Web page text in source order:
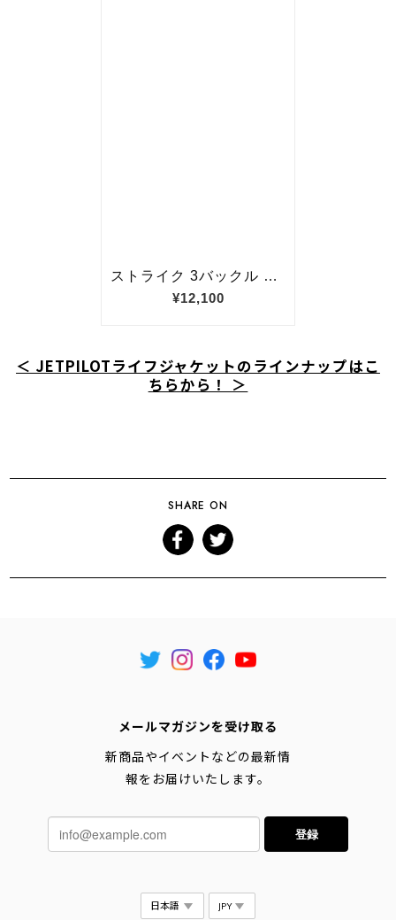
＜ JETPILOTライフジャケットのラインナップはこ
ちらから！ ＞
SHARE ON
メールマガジンを受け取る
新商品やイベントなどの最新情
報をお届けいたします。
登録